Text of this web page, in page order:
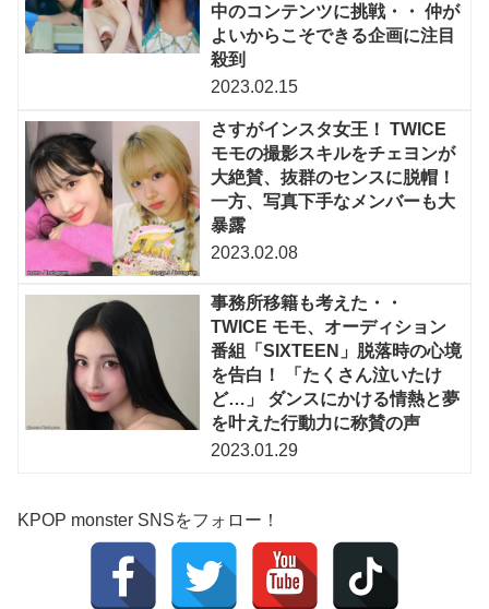
中のコンテンツに挑戦・・ 仲が
よいからこそできる企画に注目
殺到
2023.02.15
さすがインスタ女王！ TWICE
モモの撮影スキルをチェヨンが
大絶賛、抜群のセンスに脱帽！
一方、写真下手なメンバーも大
暴露
2023.02.08
事務所移籍も考えた・・
TWICE モモ、オーディション
番組「SIXTEEN」脱落時の心境
を告白！ 「たくさん泣いたけ
ど…」 ダンスにかける情熱と夢
を叶えた行動力に称賛の声
2023.01.29
KPOP monster SNSをフォロー！